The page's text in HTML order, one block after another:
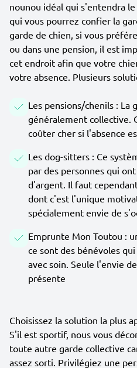
nounou idéal qui s'entendra
qui vous pourrez confier la
garde de chien, si vous
ou dans une pension, il est
cet endroit afin que votre
votre absence. Plusieurs
Les pensions/chenils : La
généralement collective.
coûter cher si l'absence
Les dog-sitters : Ce
par des personnes qui
d'argent. Il faut
dont c'est l'unique
spécialement envie de
Emprunte Mon Toutou :
ce sont des bénévoles
avec soin. Seule l'envie
présente
Choisissez la solution la plus
S'il est sportif, nous vous
toute autre garde collective
assez sorti. Privilégiez une